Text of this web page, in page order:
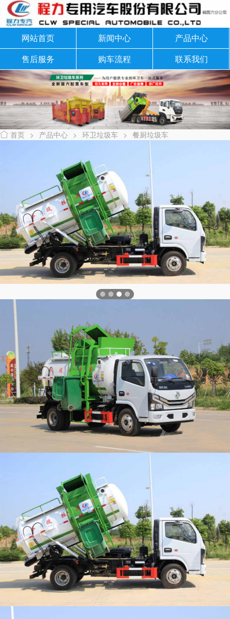
网站首页 新闻中心
产品中心
售后服务
购车流程 联系我们
 首页 > 产品中心 > 环卫垃圾车 > 餐厨垃圾车